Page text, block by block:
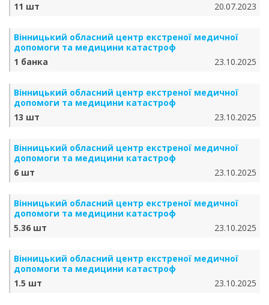
11 шт
20.07.2023
Вінницький обласний центр екстреної медичної
допомоги та медицини катастроф
1 банка
23.10.2025
Вінницький обласний центр екстреної медичної
допомоги та медицини катастроф
13 шт
23.10.2025
Вінницький обласний центр екстреної медичної
допомоги та медицини катастроф
6 шт
23.10.2025
Вінницький обласний центр екстреної медичної
допомоги та медицини катастроф
5.36 шт
23.10.2025
Вінницький обласний центр екстреної медичної
допомоги та медицини катастроф
1.5 шт
23.10.2025